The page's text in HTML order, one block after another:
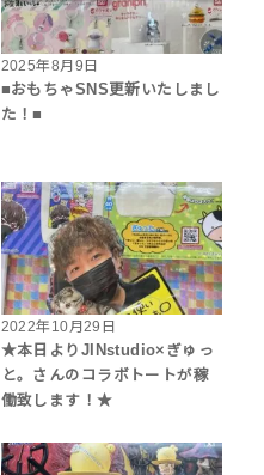
2025年8月9日
■おもちゃSNS更新いたしまし
た！■
2022年10月29日
★本日よりJINstudio×ぎゅっ
と。さんのコラボトートが稼
働致します！★